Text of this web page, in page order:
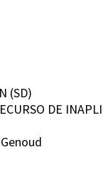
(SD)
DE